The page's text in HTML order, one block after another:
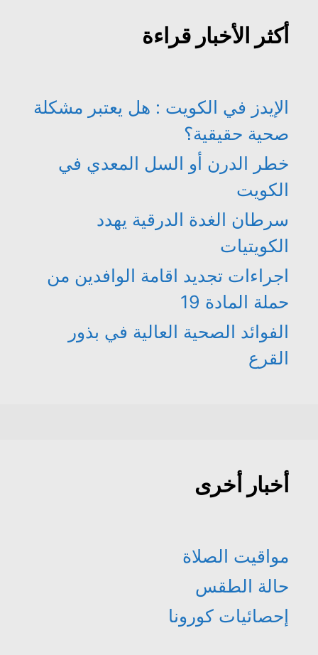
أكثر الأخبار قراءة
الإيدز في الكويت : هل يعتبر مشكلة
صحية حقيقية؟
خطر الدرن أو السل المعدي في
الكويت
سرطان الغدة الدرقية يهدد
الكويتيات
اجراءات تجديد اقامة الوافدين من
حملة المادة 19
الفوائد الصحية العالية في بذور
القرع
أخبار أخرى
مواقيت الصلاة
حالة الطقس
إحصائيات كورونا